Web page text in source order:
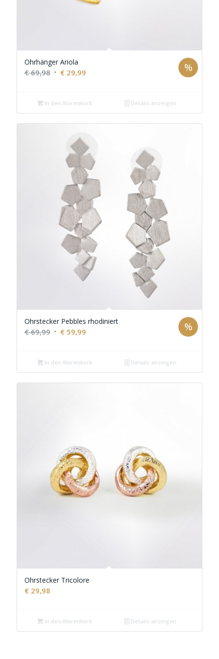
Ohrhänger Ariola
€69,98 Ursprünglicher
€ 69,98
€29,99Aktueller
€ 29,99.
%
In den Warenkorb Details anzeigen
Ohrstecker Pebbles rhodiniert
€69,99 Ursprünglicher
€ 69,99
€59,99Aktueller
€ 59,99.
%
In den Warenkorb Details anzeigen
Ohrstecker Tricolore
€29,98
In den Warenkorb Details anzeigen